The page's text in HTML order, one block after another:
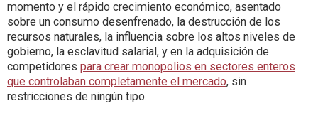
momento y el rápido crecimiento económico, asentado
sobre un consumo desenfrenado, la destrucción de los
recursos naturales, la influencia sobre los altos niveles de
gobierno, la esclavitud salarial, y en la adquisición de
competidores para crear monopolios en sectores enteros
que controlaban completamente el mercado, sin
restricciones de ningún tipo.